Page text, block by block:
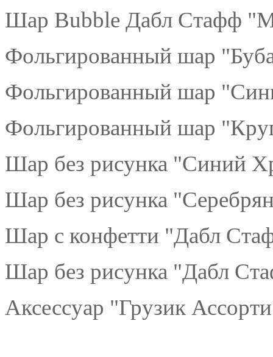
Шар Bubble Дабл Стафф
Фольгированный шар
Фольгированный шар
Фольгированный шар
Шар без рисунка "Синий
Шар без рисунка
Шар с конфетти "Дабл
Шар без рисунка "Дабл
Аксессуар "Грузик